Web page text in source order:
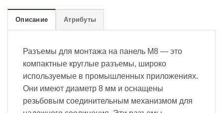
Описание Атрибуты
Разъемы для монтажа на панель M8 — это
компактные круглые разъемы, широко
используемые в промышленных приложениях.
Они имеют диаметр 8 мм и оснащены
резьбовым соединительным механизмом для